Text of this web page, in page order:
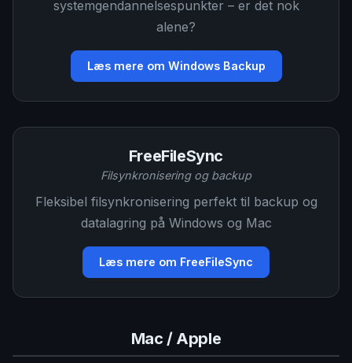
systemgendannelsespunkter – er det nok
alene?
Læs mere om Windows Backup
FreeFileSync
Filsynkronisering og backup
Fleksibel filsynkronisering perfekt til backup og
datalagring på Windows og Mac
Læs mere om FreeFileSync
Mac / Apple